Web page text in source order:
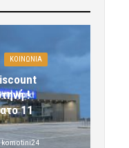
ΚΟΙΝΩΝΙΑ
!
11
komotini24